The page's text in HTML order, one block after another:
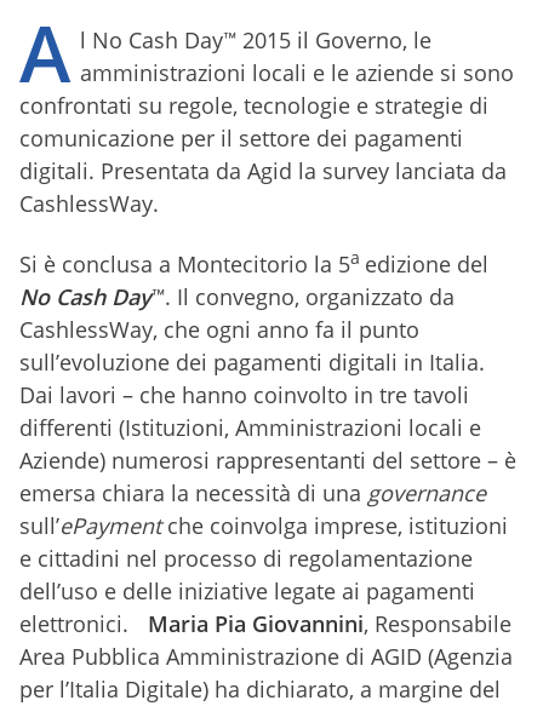
A l No Cash Day™ 2015 il Governo, le
amministrazioni locali e le aziende si sono
confrontati su regole, tecnologie e strategie di
comunicazione per il settore dei pagamenti
digitali. Presentata da Agid la survey lanciata da
CashlessWay.
Si è conclusa a Montecitorio la 5a edizione del
No Cash Day™. Il convegno, organizzato da
CashlessWay, che ogni anno fa il punto
sull’evoluzione dei pagamenti digitali in Italia.
Dai lavori – che hanno coinvolto in tre tavoli
differenti (Istituzioni, Amministrazioni locali e
Aziende) numerosi rappresentanti del settore – è
emersa chiara la necessità di una governance
sull’ePaymentche coinvolga imprese, istituzioni
e cittadini nel processo di regolamentazione
dell’uso e delle iniziative legate ai pagamenti
elettronici.
Maria Pia Giovannini, Responsabile
Area Pubblica Amministrazione di AGID (Agenzia
per l’Italia Digitale) ha dichiarato, a margine del